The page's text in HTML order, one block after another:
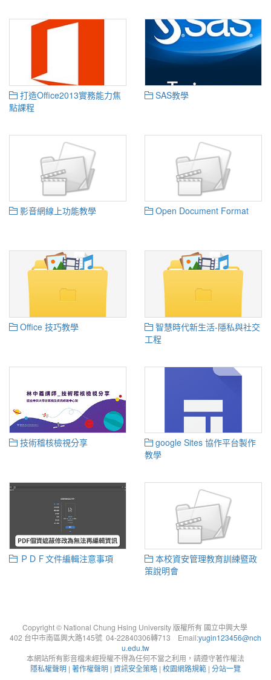
打造Office2013實務能力焦
點課程
SAS教學
影音網線上功能教學 Open Document Format
Office 技巧教學
智慧時代新生活-隱私與社交
工程
技術稽核檢視分享
google Sites 協作平台製作
教學
ＰＤＦ文件編輯注意事項
本校資安管理教育訓練暨政
策說明會
Copyright © National Chung Hsing University 版權所有 國立中興大學
402 台中市南區興大路145號 04-22840306轉713 Email:yugin123456@nch
u.edu.tw
本網站所有影音檔未經授權不得為任何不當之利用，請遵守著作權法
隱私權聲明 | 著作權聲明 | 資訊安全策略 | 校園網路規範 | 分站一覽